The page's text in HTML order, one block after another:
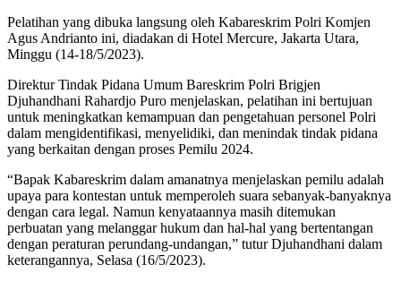
Pelatihan yang dibuka langsung oleh Kabareskrim Polri Komjen
Agus Andrianto ini, diadakan di Hotel Mercure, Jakarta Utara,
Minggu (14-18/5/2023).
Direktur Tindak Pidana Umum Bareskrim Polri Brigjen
Djuhandhani Rahardjo Puro menjelaskan, pelatihan ini bertujuan
untuk meningkatkan kemampuan dan pengetahuan personel Polri
dalam mengidentifikasi, menyelidiki, dan menindak tindak pidana
yang berkaitan dengan proses Pemilu 2024.
“Bapak Kabareskrim dalam amanatnya menjelaskan pemilu adalah
upaya para kontestan untuk memperoleh suara sebanyak-banyaknya
dengan cara legal. Namun kenyataannya masih ditemukan
perbuatan yang melanggar hukum dan hal-hal yang bertentangan
dengan peraturan perundang-undangan,” tutur Djuhandhani dalam
keterangannya, Selasa (16/5/2023).